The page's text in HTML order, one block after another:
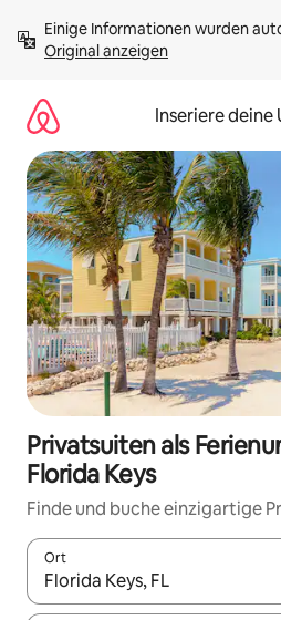
Inhalten
springenOriginal anzeigen
Inseriere
Privatsuiten als
Florida Keys
Finde und buche einzigartige
Ort
Wenn Ergebnisse verfügbar